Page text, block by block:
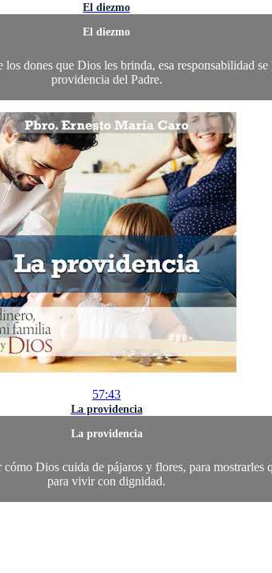
El diezmo
El diezmo
dones que Dios les brinda, esa responsabilidad
providencia del Padre.
57:43
La providencia
La providencia
Dios cuida de pájaros y flores, para
para vivir con dignidad.